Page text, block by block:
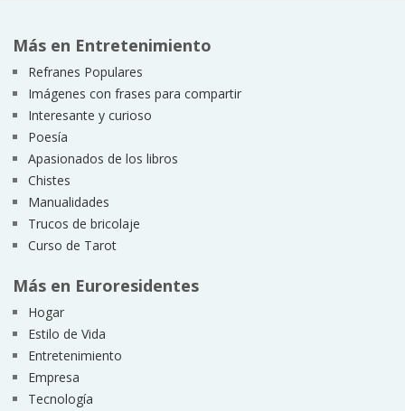
Más en Entretenimiento
Refranes Populares
Imágenes con frases para compartir
Interesante y curioso
Poesía
Apasionados de los libros
Chistes
Manualidades
Trucos de bricolaje
Curso de Tarot
Más en Euroresidentes
Hogar
Estilo de Vida
Entretenimiento
Empresa
Tecnología